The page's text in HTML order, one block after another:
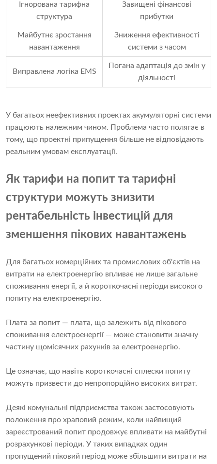
Ігнорована тарифна
структура
Завищені фінансові
прибутки
Майбутнє зростання
навантаження
Зниження ефективності
системи з часом
Виправлена ​​логіка EMS
Погана адаптація до змін у
діяльності
У багатьох неефективних проектах акумуляторні системи
працюють належним чином. Проблема часто полягає в
тому, що проектні припущення більше не відповідають
реальним умовам експлуатації.
Як тарифи на попит та тарифні
структури можуть знизити
рентабельність інвестицій для
зменшення пікових навантажень
Для багатьох комерційних та промислових об'єктів на
витрати на електроенергію впливає не лише загальне
споживання енергії, а й короткочасні періоди високого
попиту на електроенергію.
Плата за попит — плата, що залежить від пікового
споживання електроенергії — може становити значну
частину щомісячних рахунків за електроенергію.
Це означає, що навіть короткочасні сплески попиту
можуть призвести до непропорційно високих витрат.
Деякі комунальні підприємства також застосовують
положення про храповий режим, коли найвищий
зареєстрований попит продовжує впливати на майбутні
розрахункові періоди. У таких випадках один
пропущений піковий період може збільшити витрати на